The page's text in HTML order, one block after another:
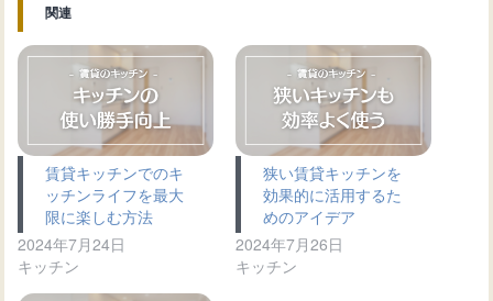
関連
賃貸キッチンでのキ
ッチンライフを最大
限に楽しむ方法
2024年7月24日
キッチン
狭い賃貸キッチンを
効果的に活用するた
めのアイデア
2024年7月26日
キッチン